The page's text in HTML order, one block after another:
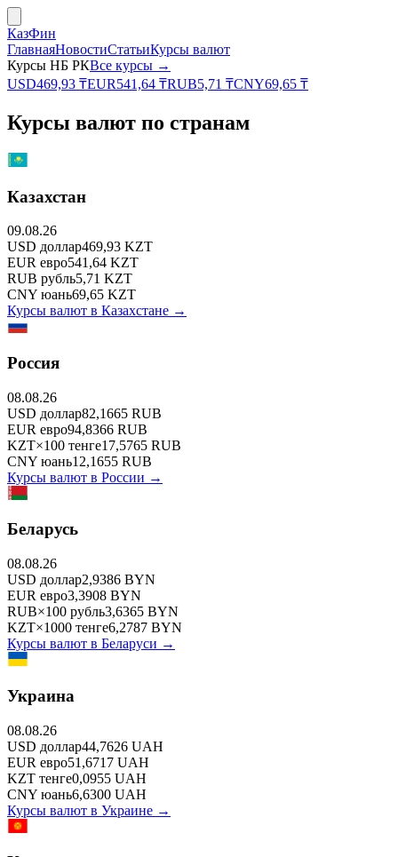
КазФин
ГлавнаяНовостиСтатьиКурсы валют
Курсы НБ РКВсе курсы →
USD469,93 ₸EUR541,64 ₸RUB5,71 ₸CNY69,65 ₸
Курсы валют по странам
Казахстан
09.08.26
USD доллар469,93 KZT
EUR евро541,64 KZT
RUB рубль5,71 KZT
CNY юань69,65 KZT
Курсы валют в Казахстане →
Россия
08.08.26
USD доллар82,1665 RUB
EUR евро94,8366 RUB
KZT×100 тенге17,5765 RUB
CNY юань12,1655 RUB
Курсы валют в России →
Беларусь
08.08.26
USD доллар2,9386 BYN
EUR евро3,3908 BYN
RUB×100 рубль3,6365 BYN
KZT×1000 тенге6,2787 BYN
Курсы валют в Беларуси →
Украина
08.08.26
USD доллар44,7626 UAH
EUR евро51,6717 UAH
KZT тенге0,0955 UAH
CNY юань6,6300 UAH
Курсы валют в Украине →